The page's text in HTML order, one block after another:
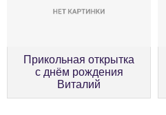
Прикольная открытка
с днём рождения
Виталий